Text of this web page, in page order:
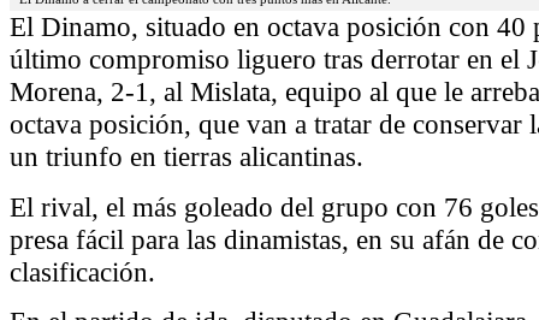
El Dinamo, situado en octava posición con 40
último compromiso liguero tras derrotar en el
Morena, 2-1, al Mislata, equipo al que le
octava posición, que van a tratar de conservar
un triunfo en tierras alicantinas.
El rival, el más goleado del grupo con 76
presa fácil para las dinamistas, en su afán de
clasificación.